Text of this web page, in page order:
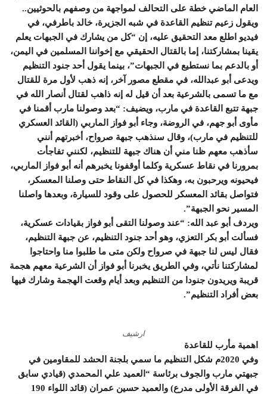
العام الماضي خطة على التحالف لمواجهة من وصفهم بالحوثيين..
ويقول زعيم تنظيم القاعدة في شبه الجزيرة، خالد باطرفي، في
فيديو اطلع معد التحقيق عليه، إن “كل من يشارك في الجبهات يعلم
يقينا بمشاركتنا، إما بالقتال الحقيقي مع إخواننا المسلمين في اليمن،
أو بالدعم بما نستطيع في الجبهات”، بينما يقول أحد جنود التنظيم
ويدعى أبو عبدالله، في مقطع مصور آخر، إنه ذهب لأول مرة للقتال
مع ما تسمى بالشرعية بعد أن قيل له إنه ذاهب لقتال أنصار الله في
جبهة تتبع القاعدة في مارب، ويضيف: “بعد وصولنا مارب أقمنا في
مأوى أبو جهم، في الروضة، وجاء أبو فواز الماربي (القائد العسكري
للتنظيم في مارب)، وقال سنذهب جبهة صرواح، أخبرتهم أنني
سأذهب معهم ظنا مني أن هناك جبهة للتنظيم، لكنني تفاجأت
بمرورنا في نقاط عسكرية وكلما أوقفونا يخبرهم أنه أبو فواز الماربي،
فيحيونه ويرحبون به، وهكذا في كل النقاط حتى وصلنا المعسكر،
فتواصل بقائد المعسكر للحصول على وقود للسيارة، وبعدها واصلنا
المسير نحو الجبهة”.
ويردف أبو عبد الله: “عند وصولنا التقى أبو فواز بقيادات عسكرية،
فسألت أبو بكر التعزي، وهو أحد جنود التنظيم، عن جبهة التنظيم،
فقال ليس لنا جبهة في صرواح ولكن متى ما طلبوا منا واحتاجوا
لمشاركتنا نأتي، وفي الطريق يخبرنا أبو فواز أن الشرعية معهم هجمة
قريبة ويريدون جنودا من التنظيم وبعد أيام وقعت الهجمة وشارك فيها
بعض أفراد التنظيم”.
ارشيف
اهمية مأرب للقاعدة
وفي 2020م شكل التنظيم ما سمي بلجنة الحشد للمقاومين في
جبهتي مارب والجوف برئاسة “العميد علي المحمدي (قيادي سابق
في الفرقة الأولى مدرع) والعميد حسين عمران (قائد اللواء 190